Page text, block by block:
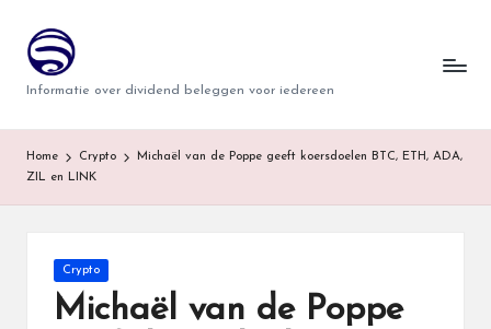
T
w
i
n
d
Informatie over dividend beleggen voor iedereen
Home Crypto
Michaël van de Poppe geeft koersdoelen BTC, ETH, ADA,
ZIL en LINK
Geplaatst
in
Crypto
Michaël van de Poppe